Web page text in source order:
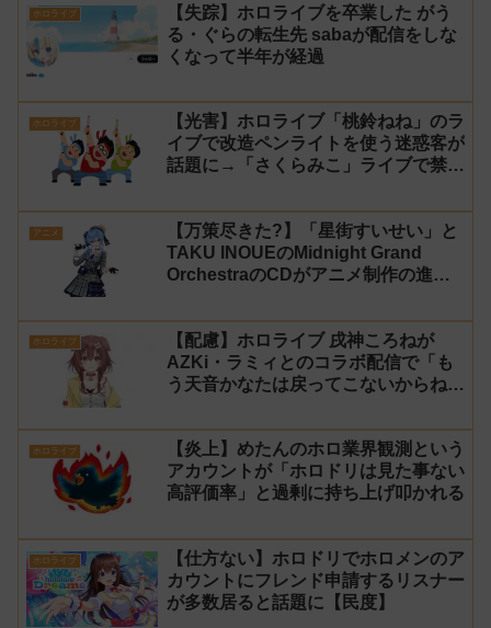
ホロライブ
【失踪】ホロライブを卒業した がう
る・ぐらの転生先 sabaが配信をしな
くなって半年が経過
ホロライブ
【光害】ホロライブ「桃鈴ねね」のラ
イブで改造ペンライトを使う迷惑客が
話題に→「さくらみこ」ライブで禁止
アニメ
【万策尽きた?】「星街すいせい」と
TAKU INOUEのMidnight Grand
OrchestraのCDがアニメ制作の進行
ホロライブ
【配慮】ホロライブ 戌神ころねが
AZKi・ラミィとのコラボ配信で「も
う天音かなたは戻ってこないからね」
ホロライブ
【炎上】めたんのホロ業界観測という
アカウントが「ホロドリは見た事ない
高評価率」と過剰に持ち上げ叩かれる
ホロライブ
【仕方ない】ホロドリでホロメンのア
カウントにフレンド申請するリスナー
が多数居ると話題に【民度】